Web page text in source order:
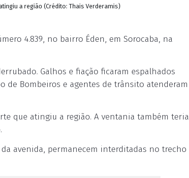
a região (Crédito: Thais Verderamis)
4.839, no bairro Éden, em Sorocaba, na
Galhos e fiação ficaram espalhados
de Bombeiros e agentes de trânsito atenderam
que atingiu a região. A ventania também teria
avenida, permanecem interditadas no trecho